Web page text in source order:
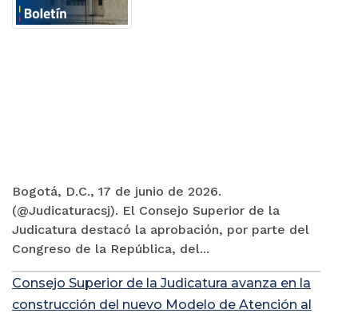
Bogotá, D.C., 17 de junio de 2026.
(@Judicaturacsj). El Consejo Superior de la
Judicatura destacó la aprobación, por parte del
Congreso de la República, del...